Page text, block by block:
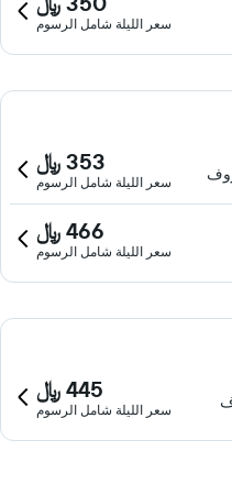
سعر الليلة شامل الرسوم
353 ﷼
سعر الليلة شامل الرسوم
466 ﷼
سعر الليلة شامل الرسوم
445 ﷼
سعر الليلة شامل الرسوم